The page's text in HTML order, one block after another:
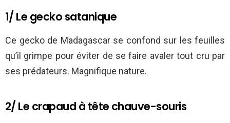
1/ Le gecko satanique
Ce gecko de Madagascar se confond sur les feuilles
qu’il grimpe pour éviter de se faire avaler tout cru par
ses prédateurs. Magnifique nature.
2/ Le crapaud à tête chauve-souris